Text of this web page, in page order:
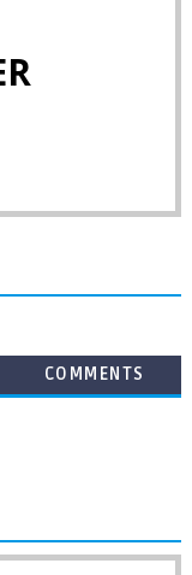
COMMENTS